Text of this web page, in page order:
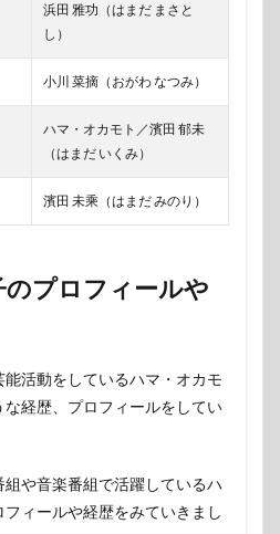
浜田 雅功（はまだ まさと
し）
小川 菜摘（おがわ なつみ）
ハマ・オカモト／濱田 郁未
（はまだ いくみ）
濱田 未乘（はまだ みのり）
プロフィールや
活動をしているハマ・オカモ
な経歴、プロフィールをしてい
や音楽番組で活躍しているハ
ィールや経歴をみていきまし